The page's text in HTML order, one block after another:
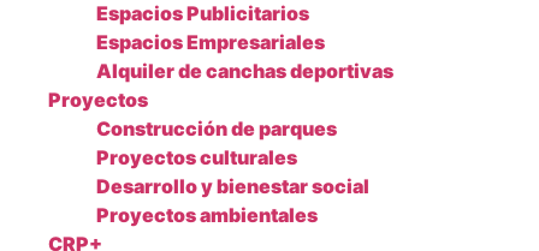
Espacios Publicitarios
Espacios Empresariales
Alquiler de canchas deportivas
Proyectos
Construcción de parques
Proyectos culturales
Desarrollo y bienestar social
Proyectos ambientales
CRP+